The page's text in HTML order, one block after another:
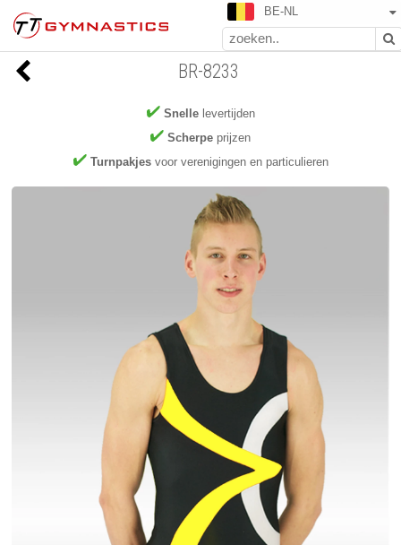
BE-NL
Snellelevertijden
Scherpe prijzen
Turnpakjesvoor verenigingen en particulieren
BR-8233